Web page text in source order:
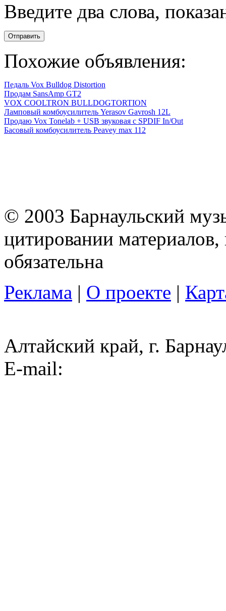
Введите два слова,
Отправить
Похожие объявления:
Педаль Vox Bulldog Distortion
Продам SansAmp GT2
VOX COOLTRON BULLDOGTORTION
Ламповый комбоусилитель Yerasov Gavrosh 12L
Продаю Vox Tonelab + USB звуковая с SPDIF In/Out
Басовый комбоусилитель Peavey max 112
© 2003 Барнаульский
цитировании
обязательна
Реклама | О проекте |
Алтайский край, г.
E-mail: